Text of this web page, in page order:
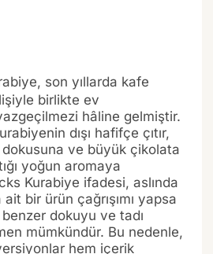
son yıllarda kafe
birlikte ev
hâline gelmiştir.
dışı hafifçe çıtır,
ve büyük çikolata
yoğun aromaya
Kurabiye ifadesi, aslında
bir ürün çağrışımı yapsa
benzer dokuyu ve tadı
mümkündür. Bu nedenle,
hem içerik